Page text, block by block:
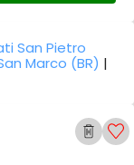
San Pietro
Marco (BR) |